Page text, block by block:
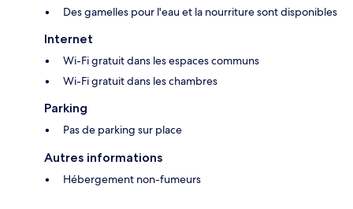
Des gamelles pour l'eau et la nourriture sont disponibles
Internet
Wi-Fi gratuit dans les espaces communs
Wi-Fi gratuit dans les chambres
Parking
Pas de parking sur place
Autres informations
Hébergement non-fumeurs